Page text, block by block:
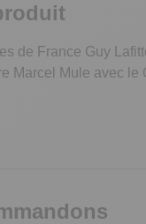
de France Guy
Marcel Mule avec